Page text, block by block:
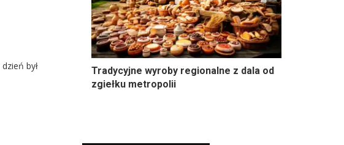
był
Tradycyjne wyroby regionalne z dala od
zgiełku metropolii